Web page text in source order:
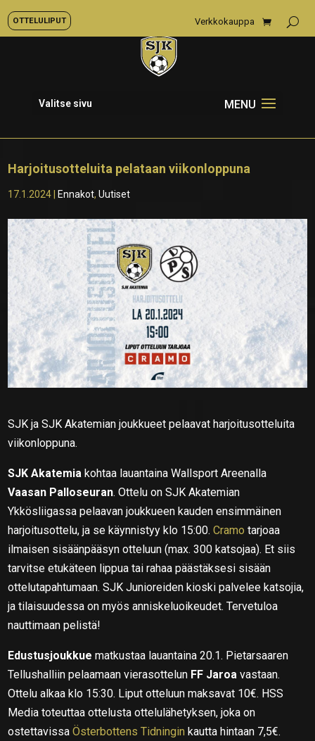
OTTELULIPUT Verkkokauppa
Valitse sivu
Harjoitusotteluita pelataan viikonloppuna
17.1.2024 Ennakot,Uutiset
SJK ja SJK Akatemian joukkueet pelaavat harjoitusotteluita
viikonloppuna.
SJK Akatemia kohtaa lauantaina Wallsport Areenalla
Vaasan Palloseuran. Ottelu on SJK Akatemian
Ykkösliigassa pelaavan joukkueen kauden ensimmäinen
harjoitusottelu, ja se käynnistyy klo 15:00.Cramo tarjoaa
ilmaisen sisäänpääsyn otteluun (max. 300 katsojaa). Et siis
tarvitse etukäteen lippua tai rahaa päästäksesi sisään
ottelutapahtumaan. SJK Junioreiden kioski palvelee katsojia,
ja tilaisuudessa on myös anniskeluoikeudet. Tervetuloa
nauttimaan pelistä!
Edustusjoukkue matkustaa lauantaina 20.1. Pietarsaaren
Tellushalliin pelaamaan vierasottelun FF Jaroa vastaan.
Ottelu alkaa klo 15:30. Liput otteluun maksavat 10€. HSS
Media toteuttaa ottelusta ottelulähetyksen, joka on
ostettavissaÖsterbottens Tidningin kautta hintaan 7,5€.